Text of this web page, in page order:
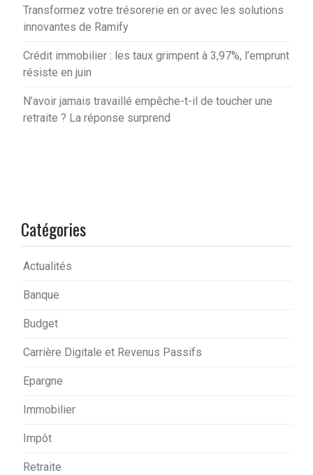
Transformez votre trésorerie en or avec les solutions
innovantes de Ramify
Crédit immobilier : les taux grimpent à 3,97%, l’emprunt
résiste en juin
N’avoir jamais travaillé empêche-t-il de toucher une
retraite ? La réponse surprend
Catégories
Actualités
Banque
Budget
Carrière Digitale et Revenus Passifs
Epargne
Immobilier
Impôt
Retraite